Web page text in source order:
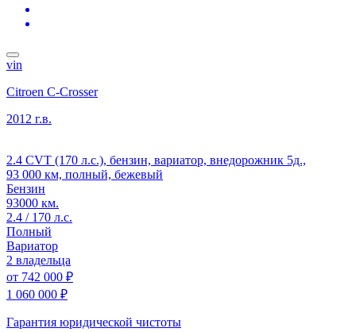
vin
Citroen C-Crosser
2012 г.в.
2.4 CVT (170 л.с.), бензин, вариатор, внедорожник 5д.,
93 000 км, полный, бежевый
Бензин
93000 км.
2.4 / 170 л.с.
Полный
Вариатор
2 владельца
от 742 000 ₽
1 060 000 ₽
Гарантия юридической чистоты